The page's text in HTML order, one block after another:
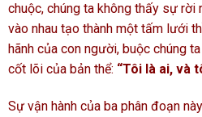
chuộc, chúng ta không thấy sự rời
vào nhau tạo thành một tấm lưới
hãnh của con người, buộc chúng
cốt lõi của bản thể: “Tôi là ai, và
Sự vận hành của ba phân đoạn